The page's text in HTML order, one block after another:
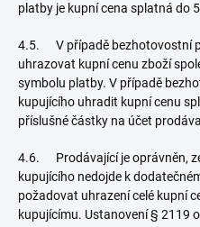
platby je kupní cena splatná do
4.5. V případě bezhotovostní
uhrazovat kupní cenu zboží
symbolu platby. V případě
kupujícího uhradit kupní cenu
příslušné částky na účet
4.6. Prodávající je oprávněn,
kupujícího nedojde k
požadovat uhrazení celé kupní
kupujícímu. Ustanovení § 2119